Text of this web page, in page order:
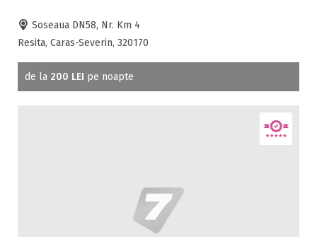
Soseaua DN58, Nr. Km 4
Resita, Caras-Severin, 320170
de la 200 LEI pe noapte